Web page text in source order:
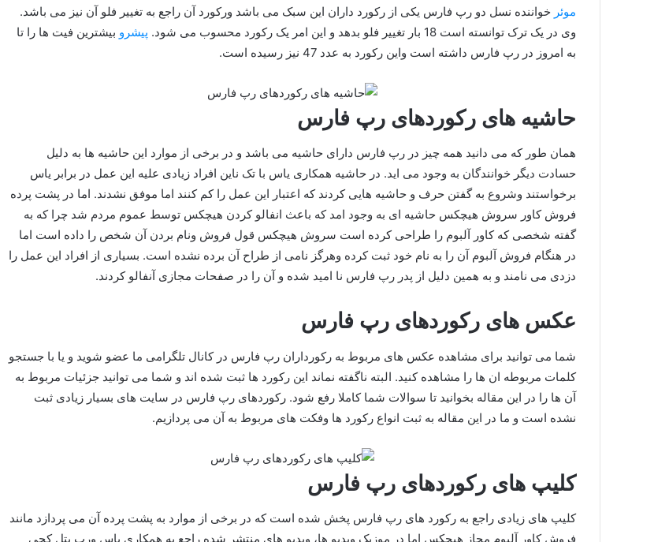
موئر خواننده نسل دو رپ فارس یکی از رکورد داران این سبک می باشد ورکورد آن راجع به تغییر فلو آن نیز می باشد.
وی در یک ترک توانسته است 18 بار تغییر فلو بدهد و این امر یک رکورد محسوب می شود.
پیشرو بیشترین فیت ها را تا
به امروز در رپ فارس داشته است واین رکورد به عدد 47 نیز رسیده است.
حاشیه های رکوردهای رپ فارس
همان طور که می دانید همه چیز در رپ فارس دارای حاشیه می باشد و در برخی از موارد این حاشیه ها به دلیل
حسادت دیگر خوانندگان به وجود می اید. در حاشیه همکاری یاس با تک ناین افراد زیادی علیه این عمل در برابر یاس
برخواستند وشروع به گفتن حرف و حاشیه هایی کردند که اعتبار این عمل را کم کنند اما موفق نشدند. اما در پشت پرده
فروش کاور سروش هیچکس حاشیه ای به وجود امد که باعث انفالو کردن هیچکس توسط عموم مردم شد چرا که به
گفته شخصی که کاور آلبوم را طراحی کرده است سروش هیچکس قول فروش ونام بردن آن شخص را داده است اما
در هنگام فروش آلبوم آن را به نام خود ثبت کرده وهرگز نامی از طراح آن برده نشده است. بسیاری از افراد این عمل را
دزدی می نامند و به همین دلیل از پدر رپ فارس نا امید شده و آن را در صفحات مجازی آنفالو کردند.
عکس های رکوردهای رپ فارس
شما می توانید برای مشاهده عکس های مربوط به رکورداران رپ فارس در کانال تلگرامی ما عضو شوید و یا با جستجو
کلمات مربوطه ان ها را مشاهده کنید. البته ناگفته نماند این رکورد ها ثبت شده اند و شما می توانید جزئیات مربوط به
آن ها را در این مقاله بخوانید تا سوالات شما کاملا رفع شود. رکوردهای رپ فارس در سایت های بسیار زیادی ثبت
نشده است و ما در این مقاله به ثبت انواع رکورد ها وفکت های مربوط به آن می پردازیم.
کلیپ های رکوردهای رپ فارس
کلیپ های زیادی راجع به رکورد های رپ فارس پخش شده است که در برخی از موارد به پشت پرده آن می پردازد مانند
فروش کاور آلبوم مجاز هیچکس اما در موزیک ویدیو ها، ویدیو های منتشر شده راجع به همکاری یاس ورپ بتل کچی